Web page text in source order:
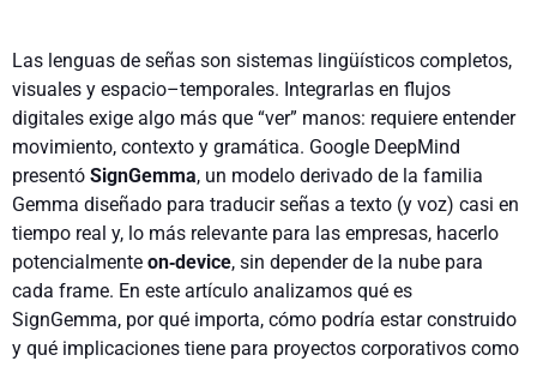
Las lenguas de señas son sistemas lingüísticos completos,
visuales y espacio–temporales. Integrarlas en flujos
digitales exige algo más que “ver” manos: requiere entender
movimiento, contexto y gramática. Google DeepMind
presentó SignGemma, un modelo derivado de la familia
Gemma diseñado para traducir señas a texto (y voz) casi en
tiempo real y, lo más relevante para las empresas, hacerlo
potencialmente on‑device, sin depender de la nube para
cada frame. En este artículo analizamos qué es
SignGemma, por qué importa, cómo podría estar construido
y qué implicaciones tiene para proyectos corporativos como